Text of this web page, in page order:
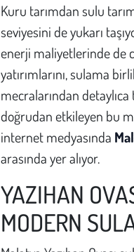
Kuru tarımdan sulu
seviyesini de yukarı
enerji maliyetlerinde de
yatırımlarını, sulama
mecralarından
doğrudan etkileyen bu
internet medyasında
arasında yer alıyor.
YAZIHAN
MODERN